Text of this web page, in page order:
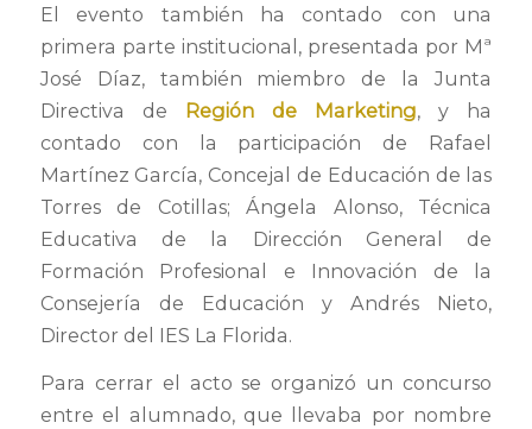
El evento también ha contado con una
primera parte institucional, presentada por Mª
José Díaz, también miembro de la Junta
Directiva de Región de Marketing, y ha
contado con la participación de Rafael
Martínez García, Concejal de Educación de las
Torres de Cotillas; Ángela Alonso, Técnica
Educativa de la Dirección General de
Formación Profesional e Innovación de la
Consejería de Educación y Andrés Nieto,
Director del IES La Florida.
Para cerrar el acto se organizó un concurso
entre el alumnado, que llevaba por nombre